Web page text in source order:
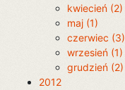
kwiecień (2)
maj (1)
czerwiec (3)
wrzesień (1)
grudzień (2)
2012